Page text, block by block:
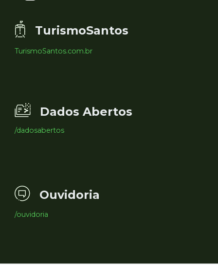
TurismoSantos
TurismoSantos.com.br
Dados Abertos
/dadosabertos
Ouvidoria
/ouvidoria